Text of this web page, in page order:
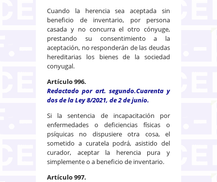
Cuando la herencia sea aceptada sin
beneficio de inventario, por persona
casada y no concurra el otro cónyuge,
prestando su consentimiento a la
aceptación, no responderán de las deudas
hereditarias los bienes de la sociedad
conyugal.
Artículo 996.
Redactado por art. segundo.Cuarenta y
dos de la Ley 8/2021, de 2 de junio.
Si la sentencia de incapacitación por
enfermedades o deficiencias físicas o
psíquicas no dispusiere otra cosa, el
sometido a curatela podrá, asistido del
curador, aceptar la herencia pura y
simplemente o a beneficio de inventario.
Artículo 997.